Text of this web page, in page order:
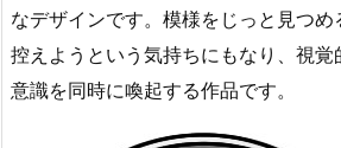
なデザインです。模様をじっと見つ
控えようという気持ちにもなり、視
意識を同時に喚起する作品です。